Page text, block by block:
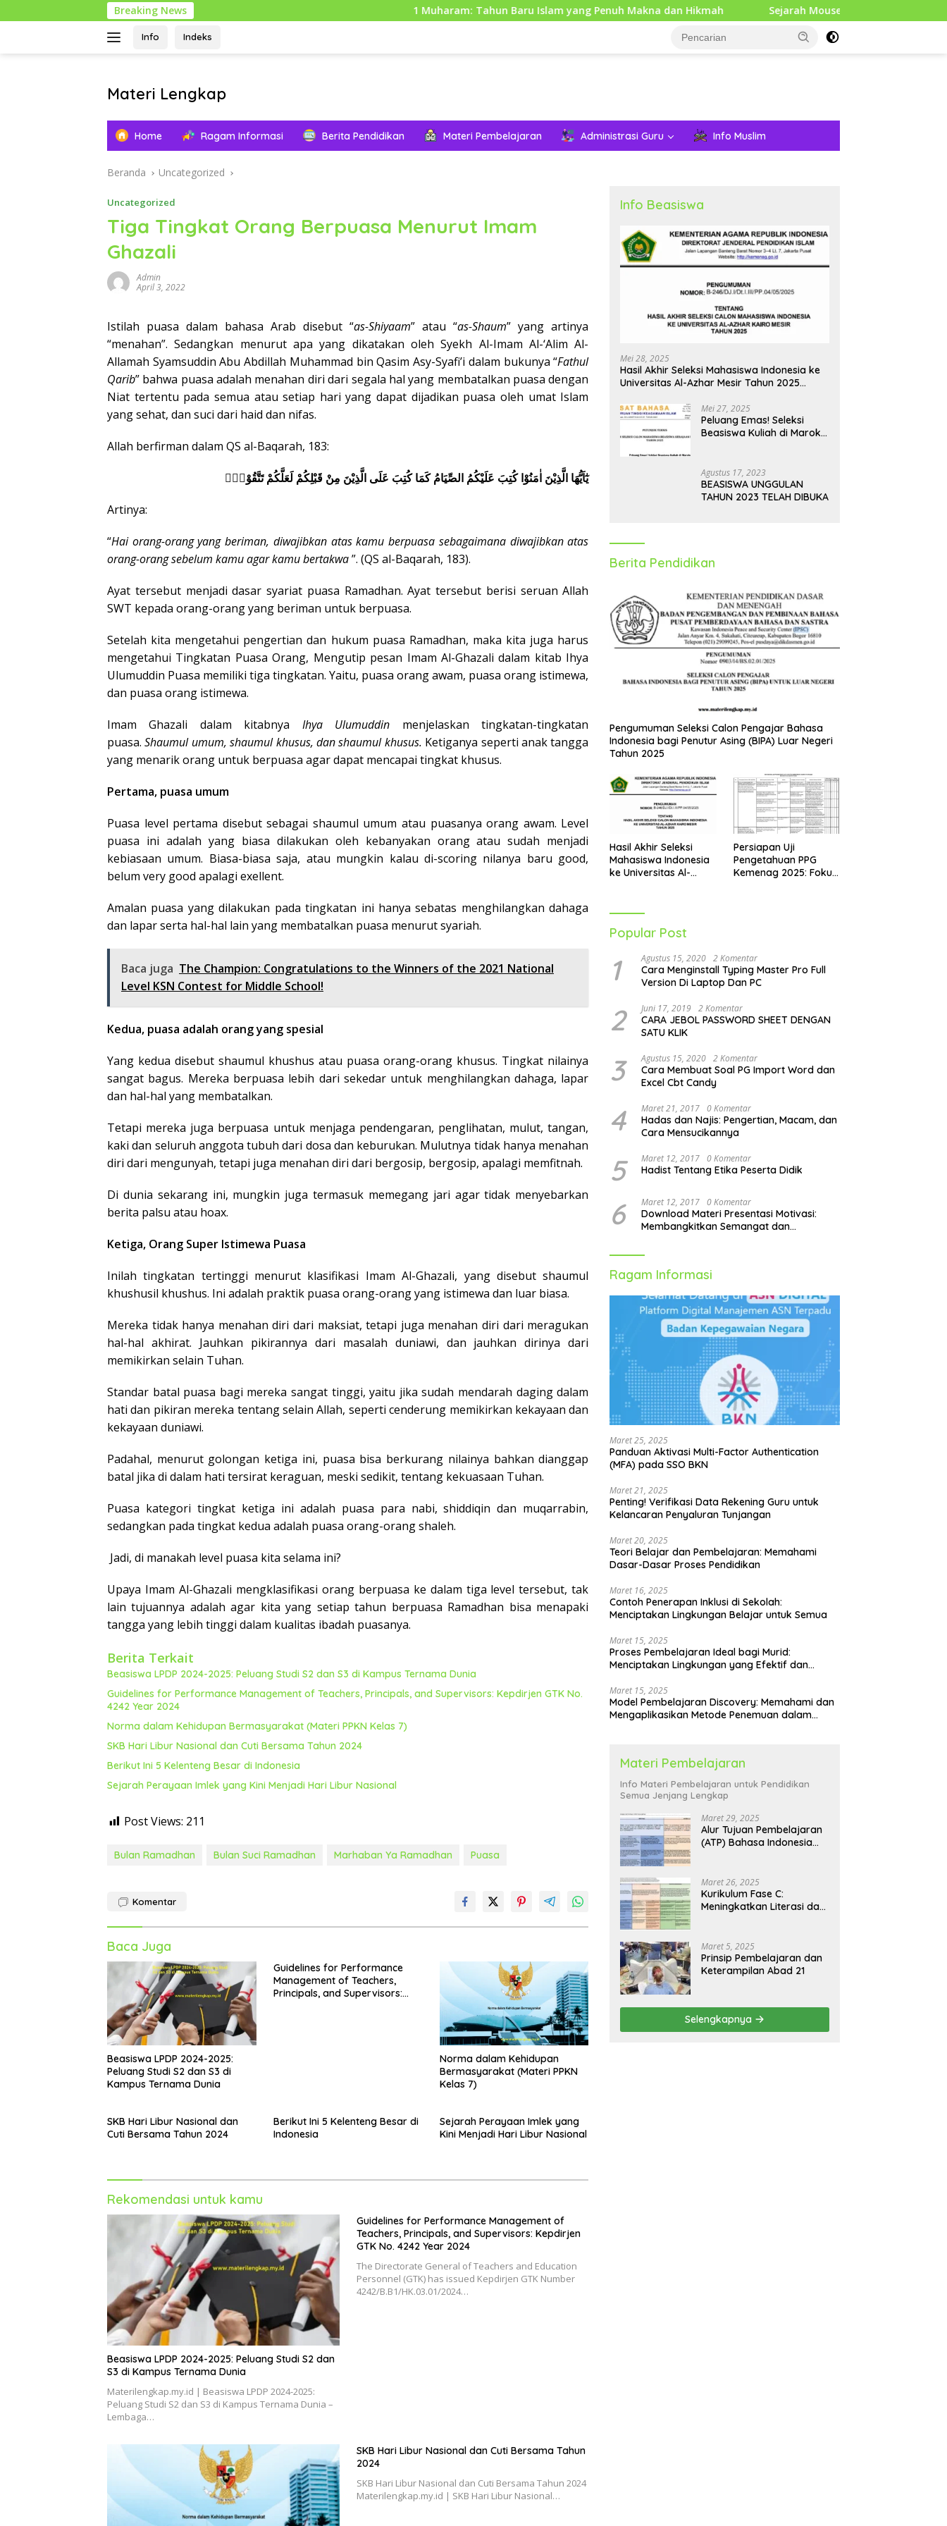
ke
Breaking News 1 Muharam: Tahun Baru Islam yang Penuh Makna dan Hikmah Sejarah Mouse Komputer: Dari Penemuan Awal
Info Indeks
Materi Lengkap
Pendidikan
Lengkap
Home Ragam Informasi Berita Pendidikan Materi Pembelajaran Administrasi Guru Info Muslim
Beranda Uncategorized
Uncategorized
Tiga Tingkat Orang Berpuasa Menurut Imam
Ghazali
Admin
April 3, 2022
Istilah puasa dalam bahasa Arab disebut “as-Shiyaam” atau “as-Shaum” yang artinya
“menahan”. Sedangkan menurut apa yang dikatakan oleh Syekh Al-Imam Al-‘Alim Al-
Allamah Syamsuddin Abu Abdillah Muhammad bin Qasim Asy-Syafi’i dalam bukunya “Fathul
Qarib” bahwa puasa adalah menahan diri dari segala hal yang membatalkan puasa dengan
Niat tertentu pada semua atau setiap hari yang dapat dijadikan puasa oleh umat Islam
yang sehat, dan suci dari haid dan nifas.
Allah berfirman dalam QS al-Baqarah, 183:
يٰٓاَيُّهَا الَّذِيْنَ اٰمَنُوْا كُتِبَ عَلَيْكُمُ الصِّيَامُ كَمَا كُتِبَ عَلَى الَّذِيْنَ مِنْ قَبْلِكُمْ لَعَلَّكُمْ تَتَّقُوْنَۙ
Artinya:
“Hai orang-orang yang beriman, diwajibkan atas kamu berpuasa sebagaimana diwajibkan atas
orang-orang sebelum kamu agar kamu bertakwa”. (QS al-Baqarah, 183).
Ayat tersebut menjadi dasar syariat puasa Ramadhan. Ayat tersebut berisi seruan Allah
SWT kepada orang-orang yang beriman untuk berpuasa.
Setelah kita mengetahui pengertian dan hukum puasa Ramadhan, maka kita juga harus
mengetahui Tingkatan Puasa Orang, Mengutip pesan Imam Al-Ghazali dalam kitab Ihya
Ulumuddin Puasa memiliki tiga tingkatan. Yaitu, puasa orang awam, puasa orang istimewa,
dan puasa orang istimewa.
Imam Ghazali dalam kitabnya Ihya Ulumuddin menjelaskan tingkatan-tingkatan
puasa.Shaumul umum, shaumul khusus, dan shaumul khusus. Ketiganya seperti anak tangga
yang menarik orang untuk berpuasa agar dapat mencapai tingkat khusus.
Pertama, puasa umum
Puasa level pertama disebut sebagai shaumul umum atau puasanya orang awam. Level
puasa ini adalah yang biasa dilakukan oleh kebanyakan orang atau sudah menjadi
kebiasaan umum. Biasa-biasa saja, atau mungkin kalau di-scoring nilanya baru good,
belum very good apalagi exellent.
Amalan puasa yang dilakukan pada tingkatan ini hanya sebatas menghilangkan dahaga
dan lapar serta hal-hal lain yang membatalkan puasa menurut syariah.
Baca juga The Champion: Congratulations to the Winners of the 2021 National
Level KSN Contest for Middle School!
Kedua, puasa adalah orang yang spesial
Yang kedua disebut shaumul khushus atau puasa orang-orang khusus. Tingkat nilainya
sangat bagus. Mereka berpuasa lebih dari sekedar untuk menghilangkan dahaga, lapar
dan hal-hal yang membatalkan.
Tetapi mereka juga berpuasa untuk menjaga pendengaran, penglihatan, mulut, tangan,
kaki dan seluruh anggota tubuh dari dosa dan keburukan. Mulutnya tidak hanya menahan
diri dari mengunyah, tetapi juga menahan diri dari bergosip, bergosip, apalagi memfitnah.
Di dunia sekarang ini, mungkin juga termasuk memegang jari agar tidak menyebarkan
berita palsu atau hoax.
Ketiga, Orang Super Istimewa Puasa
Inilah tingkatan tertinggi menurut klasifikasi Imam Al-Ghazali, yang disebut shaumul
khushusil khushus. Ini adalah praktik puasa orang-orang yang istimewa dan luar biasa.
Mereka tidak hanya menahan diri dari maksiat, tetapi juga menahan diri dari meragukan
hal-hal akhirat. Jauhkan pikirannya dari masalah duniawi, dan jauhkan dirinya dari
memikirkan selain Tuhan.
Standar batal puasa bagi mereka sangat tinggi, yaitu jika sudah mendarah daging dalam
hati dan pikiran mereka tentang selain Allah, seperti cenderung memikirkan kekayaan dan
kekayaan duniawi.
Padahal, menurut golongan ketiga ini, puasa bisa berkurang nilainya bahkan dianggap
batal jika di dalam hati tersirat keraguan, meski sedikit, tentang kekuasaan Tuhan.
Puasa kategori tingkat ketiga ini adalah puasa para nabi, shiddiqin dan muqarrabin,
sedangkan pada tingkat kedua adalah puasa orang-orang shaleh.
Jadi, di manakah level puasa kita selama ini?
Upaya Imam Al-Ghazali mengklasifikasi orang berpuasa ke dalam tiga level tersebut, tak
lain tujuannya adalah agar kita yang setiap tahun berpuasa Ramadhan bisa menapaki
tangga yang lebih tinggi dalam kualitas ibadah puasanya.
Berita Terkait
Beasiswa LPDP 2024-2025: Peluang Studi S2 dan S3 di Kampus Ternama Dunia
Guidelines for Performance Management of Teachers, Principals, and Supervisors: Kepdirjen GTK No.
4242 Year 2024
Norma dalam Kehidupan Bermasyarakat (Materi PPKN Kelas 7)
SKB Hari Libur Nasional dan Cuti Bersama Tahun 2024
Berikut Ini 5 Kelenteng Besar di Indonesia
Sejarah Perayaan Imlek yang Kini Menjadi Hari Libur Nasional
Post Views: 211
Bulan Ramadhan Bulan Suci Ramadhan Marhaban Ya Ramadhan Puasa
Komentar
Baca Juga
Beasiswa LPDP 2024-2025:
Peluang Studi S2 dan S3 di
Kampus Ternama Dunia
Guidelines for Performance
Management of Teachers,
Principals, and Supervisors:
Norma dalam Kehidupan
Bermasyarakat (Materi PPKN
Kelas 7)
SKB Hari Libur Nasional dan
Cuti Bersama Tahun 2024
Berikut Ini 5 Kelenteng Besar di
Indonesia
Sejarah Perayaan Imlek yang
Kini Menjadi Hari Libur Nasional
Rekomendasi untuk kamu
Beasiswa LPDP 2024-2025: Peluang Studi S2 dan
S3 di Kampus Ternama Dunia
Materilengkap.my.id | Beasiswa LPDP 2024-2025:
Peluang Studi S2 dan S3 di Kampus Ternama Dunia –
Lembaga…
Guidelines for Performance Management of
Teachers, Principals, and Supervisors: Kepdirjen
GTK No. 4242 Year 2024
The Directorate General of Teachers and Education
Personnel (GTK) has issued Kepdirjen GTK Number
4242/B.B1/HK.03.01/2024…
SKB Hari Libur Nasional dan Cuti Bersama Tahun
2024
SKB Hari Libur Nasional dan Cuti Bersama Tahun 2024
Materilengkap.my.id | SKB Hari Libur Nasional…
Info Beasiswa
Mei 28, 2025
Hasil Akhir Seleksi Mahasiswa Indonesia ke
Universitas Al-Azhar Mesir Tahun 2025
Mei 27, 2025
Peluang Emas! Seleksi
Beasiswa Kuliah di Maroko
Agustus 17, 2023
BEASISWA UNGGULAN
TAHUN 2023 TELAH DIBUKA
Berita Pendidikan
Pengumuman Seleksi Calon Pengajar Bahasa
Indonesia bagi Penutur Asing (BIPA) Luar Negeri
Tahun 2025
Hasil Akhir Seleksi
Mahasiswa Indonesia
ke Universitas Al-
Persiapan Uji
Pengetahuan PPG
Kemenag 2025: Fokus
Popular Post
1 Agustus 15, 2020 2 Komentar
Cara Menginstall Typing Master Pro Full
Version Di Laptop Dan PC
2 Juni 17, 2019 2 Komentar
CARA JEBOL PASSWORD SHEET DENGAN
SATU KLIK
3 Agustus 15, 2020 2 Komentar
Cara Membuat Soal PG Import Word dan
Excel Cbt Candy
4 Maret 21, 2017 0 Komentar
Hadas dan Najis: Pengertian, Macam, dan
Cara Mensucikannya
5 Maret 12, 2017 0 Komentar
Hadist Tentang Etika Peserta Didik
6 Maret 12, 2017 0 Komentar
Download Materi Presentasi Motivasi:
Membangkitkan Semangat dan
Ragam Informasi
Maret 25, 2025
Panduan Aktivasi Multi-Factor Authentication
(MFA) pada SSO BKN
Maret 21, 2025
Penting! Verifikasi Data Rekening Guru untuk
Kelancaran Penyaluran Tunjangan
Maret 20, 2025
Teori Belajar dan Pembelajaran: Memahami
Dasar-Dasar Proses Pendidikan
Maret 16, 2025
Contoh Penerapan Inklusi di Sekolah:
Menciptakan Lingkungan Belajar untuk Semua
Maret 15, 2025
Proses Pembelajaran Ideal bagi Murid:
Menciptakan Lingkungan yang Efektif dan
Maret 15, 2025
Model Pembelajaran Discovery: Memahami dan
Mengaplikasikan Metode Penemuan dalam
Materi Pembelajaran
Info Materi Pembelajaran untuk Pendidikan
Semua Jenjang Lengkap
Maret 29, 2025
Alur Tujuan Pembelajaran
(ATP) Bahasa Indonesia
Maret 26, 2025
Kurikulum Fase C:
Meningkatkan Literasi dan
Maret 5, 2025
Prinsip Pembelajaran dan
Keterampilan Abad 21
Selengkapnya